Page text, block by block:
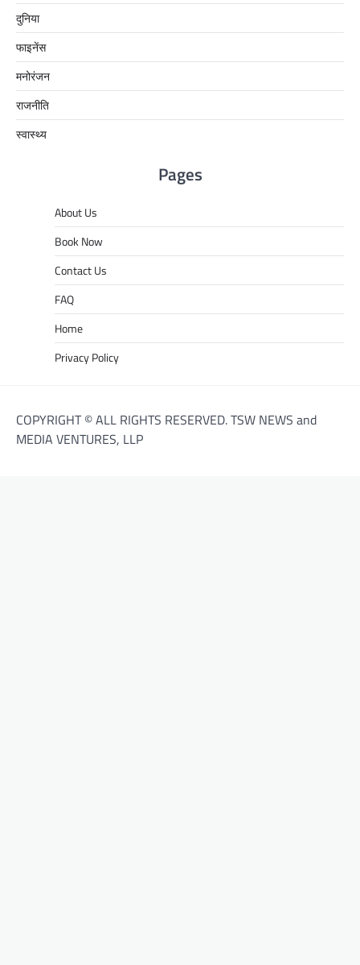
दुनिया
फाइनेंस
मनोरंजन
राजनीति
स्वास्थ्य
Pages
About Us
Book Now
Contact Us
FAQ
Home
Privacy Policy
COPYRIGHT © ALL RIGHTS RESERVED. TSW NEWS and
MEDIA VENTURES, LLP